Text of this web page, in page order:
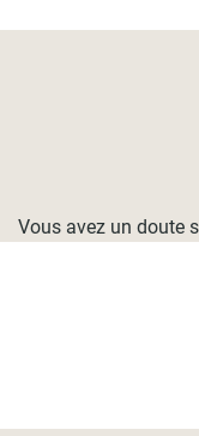
Vous avez un doute